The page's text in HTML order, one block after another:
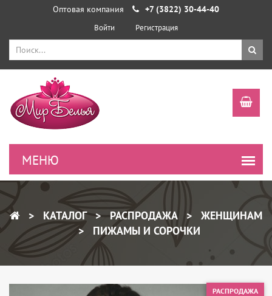
Оптовая компания +7 (3822) 30-44-40
Войти Регистрация
КАТАЛОГ РАСПРОДАЖА
ЖЕНЩИНАМ
ПИЖАМЫ И СОРОЧКИ
РАСПРОДАЖА